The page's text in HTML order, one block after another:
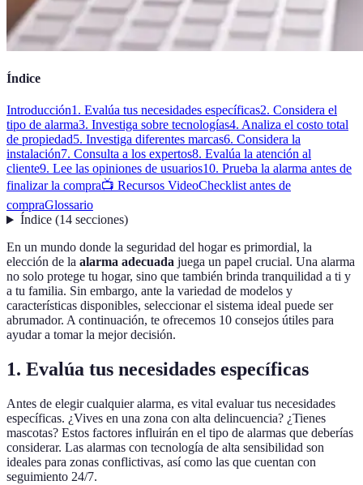
Índice
Introducción1. Evalúa tus necesidades específicas2. Considera el
tipo de alarma3. Investiga sobre tecnologías4. Analiza el costo total
de propiedad5. Investiga diferentes marcas6. Considera la
instalación7. Consulta a los expertos8. Evalúa la atención al
cliente9. Lee las opiniones de usuarios10. Prueba la alarma antes de
finalizar la compra📺 Recursos VideoChecklist antes de
compraGlossario
Índice(14 secciones)
En un mundo donde la seguridad del hogar es primordial, la
elección de la alarma adecuada juega un papel crucial. Una alarma
no solo protege tu hogar, sino que también brinda tranquilidad a ti y
a tu familia. Sin embargo, ante la variedad de modelos y
características disponibles, seleccionar el sistema ideal puede ser
abrumador. A continuación, te ofrecemos 10 consejos útiles para
ayudar a tomar la mejor decisión.
1. Evalúa tus necesidades específicas
Antes de elegir cualquier alarma, es vital evaluar tus necesidades
específicas. ¿Vives en una zona con alta delincuencia? ¿Tienes
mascotas? Estos factores influirán en el tipo de alarmas que deberías
considerar. Las alarmas con tecnología de alta sensibilidad son
ideales para zonas conflictivas, así como las que cuentan con
seguimiento 24/7.